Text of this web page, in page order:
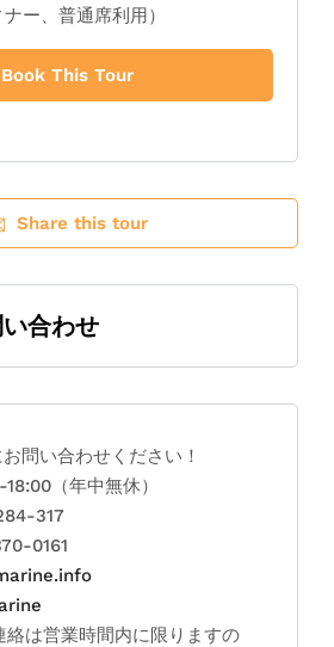
ー、普通席利用）
Book This Tour
Share this tour
合わせ
問い合わせください！
（年中無休）
317
0161
は営業時間内に限りますの